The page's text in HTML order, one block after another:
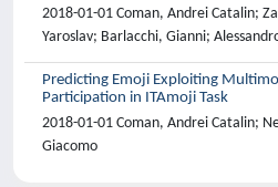
2018-01-01 Coman, Andrei Catalin;
Yaroslav; Barlacchi, Gianni;
Predicting Emoji Exploiting
Participation in ITAmoji Task
2018-01-01 Coman, Andrei Catalin;
Giacomo